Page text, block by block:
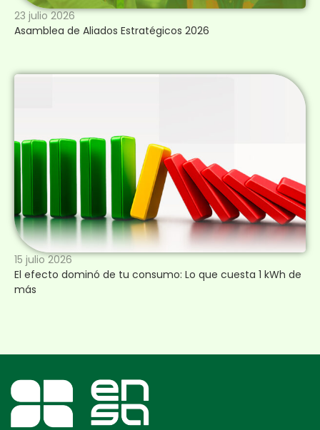
23 julio 2026
Asamblea de Aliados Estratégicos 2026
15 julio 2026
El efecto dominó de tu consumo: Lo que cuesta 1 kWh de
más